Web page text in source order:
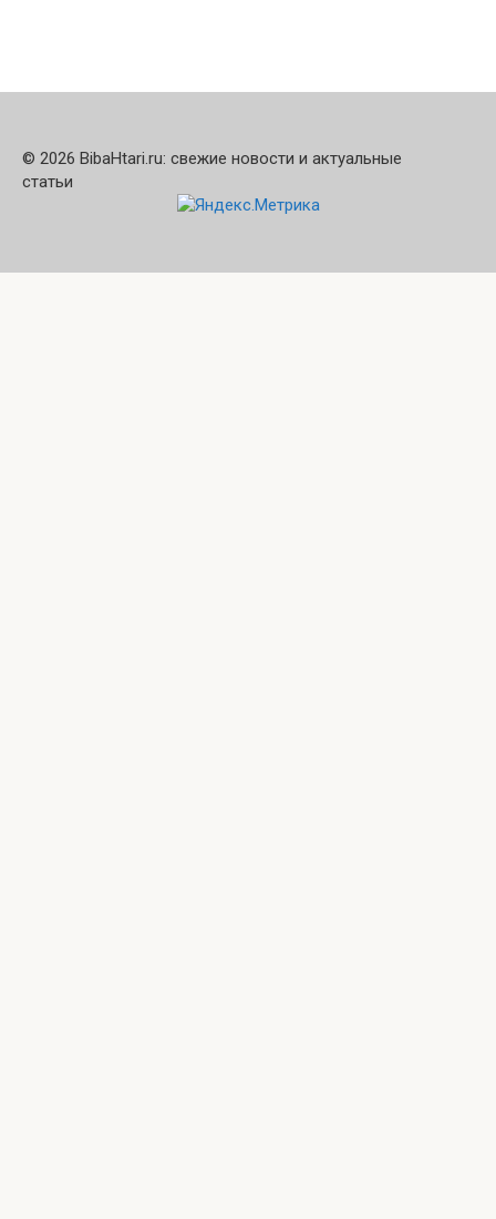
© 2026 BibaHtari.ru: свежие новости и актуальные
статьи